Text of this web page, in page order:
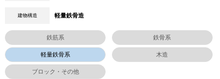
建物構造 軽量鉄骨造
鉄筋系 鉄骨系
軽量鉄骨系 木造
ブロック・その他